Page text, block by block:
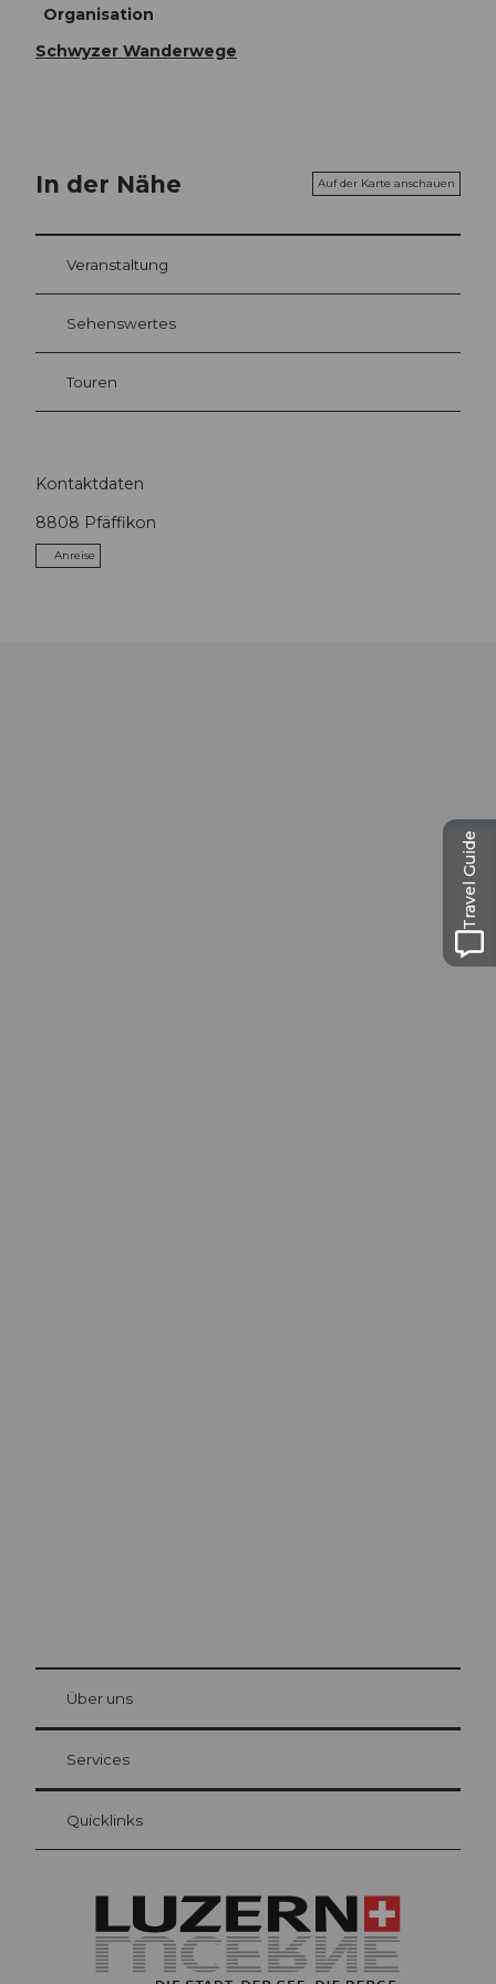
Organisation
Schwyzer Wanderwege
In der Nähe Auf der Karte anschauen
Veranstaltung
Sehenswertes
Touren
Kontaktdaten
8808 Pfäffikon
Anreise
Gästekarte Luzern
Ihre Vorteile als Übernachtungsgast
at Bre
Über uns
Services
Quicklinks
Travel Guide